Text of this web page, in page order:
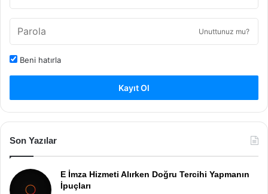
Unuttunuz mu?
Beni hatırla
Kayıt Ol
Son Yazılar
E İmza Hizmeti Alırken Doğru Tercihi Yapmanın
İpuçları